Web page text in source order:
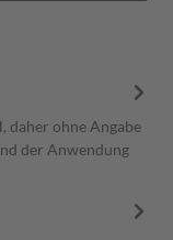
daher ohne Angabe
der Anwendung